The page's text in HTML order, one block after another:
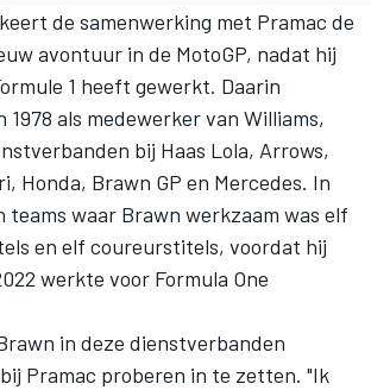
de samenwerking met Pramac de
avontuur in de MotoGP, nadat hij
1 heeft gewerkt. Daarin
als medewerker van Williams,
bij Haas Lola, Arrows,
Honda, Brawn GP en Mercedes. In
teams waar Brawn werkzaam was elf
en elf coureurstitels, voordat hij
werkte voor Formula One
in deze dienstverbanden
Pramac proberen in te zetten. "Ik